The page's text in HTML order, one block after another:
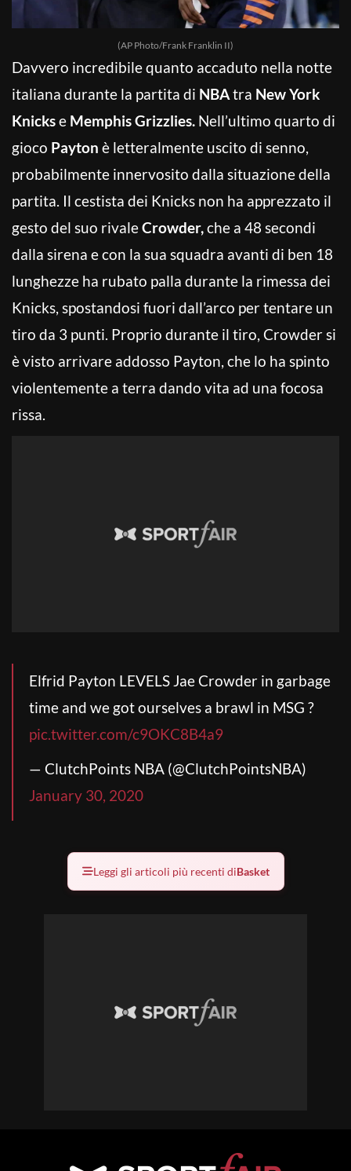
(AP Photo/Frank Franklin II)
Davvero incredibile quanto accaduto nella notte
italiana durante la partita di NBAtra New York
Knickse Memphis Grizzlies. Nell’ultimo quarto di
gioco Payton è letteralmente uscito di senno,
probabilmente innervosito dalla situazione della
partita. Il cestista dei Knicks non ha apprezzato il
gesto del suo rivaleCrowder,che a 48 secondi
dalla sirena e con la sua squadra avanti di ben 18
lunghezze ha rubato palla durante la rimessa dei
Knicks, spostandosi fuori dall’arco per tentare un
tiro da 3 punti. Proprio durante il tiro, Crowder si
è visto arrivare addosso Payton, che lo ha spinto
violentemente a terra dando vita ad una focosa
rissa.
Elfrid Payton LEVELS Jae Crowder in garbage
time and we got ourselves a brawl in MSG ?
pic.twitter.com/c9OKC8B4a9
— ClutchPoints NBA (@ClutchPointsNBA)
January 30, 2020
Leggi gli articoli più recenti diBasket